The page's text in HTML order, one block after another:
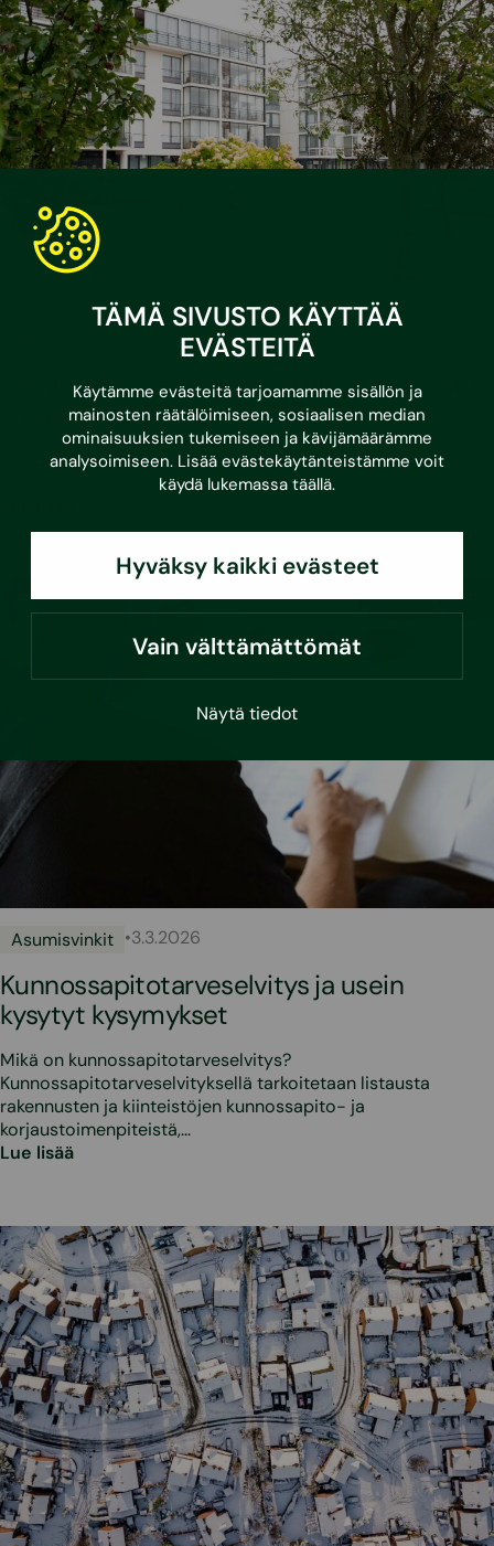
TÄMÄ SIVUSTO KÄYTTÄÄ
EVÄSTEITÄ
Käytämme evästeitä tarjoamamme sisällön ja
mainosten räätälöimiseen, sosiaalisen median
ominaisuuksien tukemiseen ja kävijämäärämme
analysoimiseen. Lisää evästekäytänteistämme voit
käydä lukemassa täällä.
Hyväksy kaikki evästeet
Vain välttämättömät
Näytä tiedot
17.6.2026
Taloyhtiön energiaremonttiin uusi avustus
– jopa 4 000 euroa asuntoa kohden
Sopisiko avustus sinun taloyhtiöösi? Varaa maksuton
alkukeskustelu asiantuntijamme kanssa!
Asumisvinkit •3.3.2026
Kunnossapitotarveselvitys ja usein
kysytyt kysymykset
Mikä on kunnossapitotarveselvitys?
Kunnossapitotarveselvityksellä tarkoitetaan listausta
rakennusten ja kiinteistöjen kunnossapito- ja
korjaustoimenpiteistä,…
Lue lisää